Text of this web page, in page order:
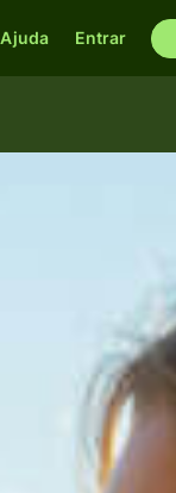
Ajuda Entrar